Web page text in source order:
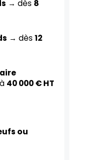
→ dès 8
→ dès 12
40 000 € HT
ou